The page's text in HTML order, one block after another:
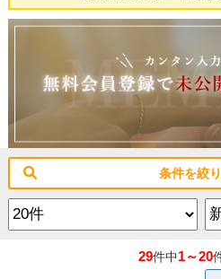
条件を絞
29件中1～20